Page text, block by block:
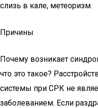
слизь в кале, метеоризм.
Причины
Почему возникает
что это такое?
системы при СРК не
заболеванием. Если